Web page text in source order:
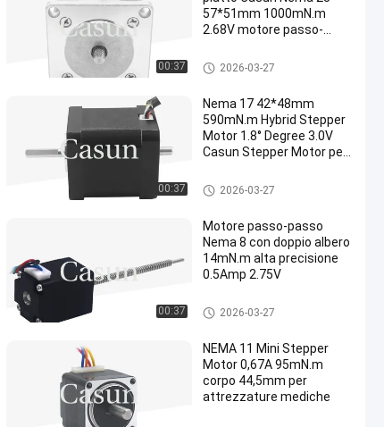
00:37
57*51mm 1000mN.m
2.68V motore passo-
ingranaggi per
l'automazione
Motore passo a passo dell'as
se doppia
2026-03-27
00:37
Nema 17 42*48mm
590mN.m Hybrid Stepper
Motor 1.8° Degree 3.0V
Casun Stepper Motor per
Motore passo a passo dell'as
se doppia
2026-03-27
00:37
Motore passo-passo
Nema 8 con doppio albero
14mN.m alta precisione
0.5Amp 2.75V
Motore passo a passo dell'as
se doppia
2026-03-27
NEMA 11 Mini Stepper
Motor 0,67A 95mN.m
corpo 44,5mm per
attrezzature mediche